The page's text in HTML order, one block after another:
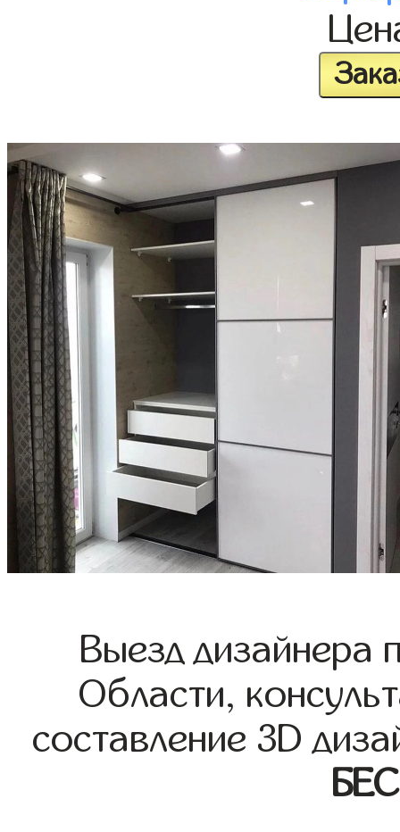
Выезд дизайнера
Области,
составление 3D